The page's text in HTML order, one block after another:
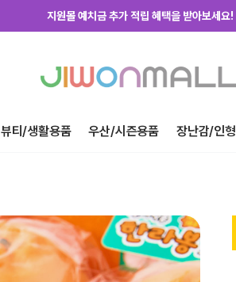
지원몰 위탁배송을 신청하세요!
지금 가입하고 첫구매 혜택 받아가세요!
뷰티/생활용품 우산/시즌용품 장난감/인형